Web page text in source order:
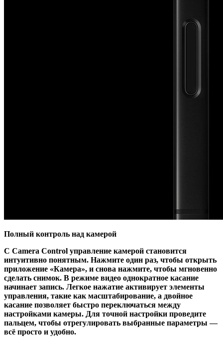
Полный контроль над камерой
С Camera Control управление камерой становится
интуитивно понятным. Нажмите один раз, чтобы открыть
приложение «Камера», и снова нажмите, чтобы мгновенно
сделать снимок. В режиме видео однократное касание
начинает запись. Легкое нажатие активирует элементы
управления, такие как масштабирование, а двойное
касание позволяет быстро переключаться между
настройками камеры. Для точной настройки проведите
пальцем, чтобы отрегулировать выбранные параметры —
всё просто и удобно.